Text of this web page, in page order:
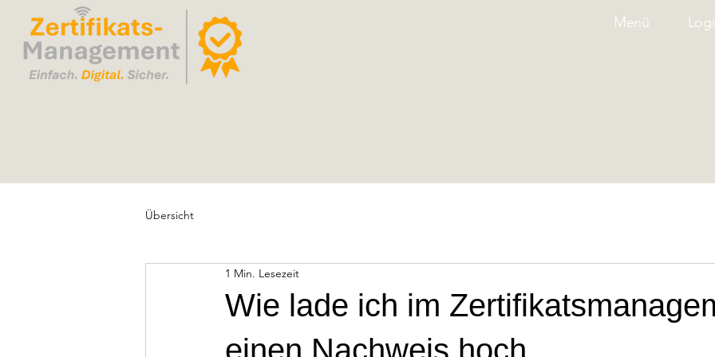
Menü
Übersicht
Wie lade ich im
einen Nachweis hoch
1 Min. Lesezeit